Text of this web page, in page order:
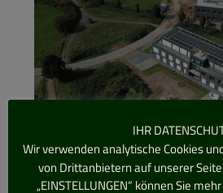
IHR
Wir verwenden analytische Cookies
von Drittanbietern auf unserer
„EINSTELLUNGEN“ können Sie